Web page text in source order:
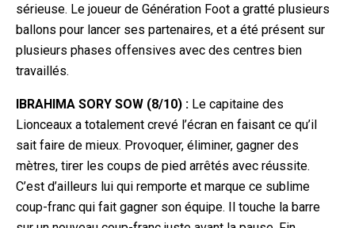
sérieuse. Le joueur de Génération Foot a gratté plusieurs
ballons pour lancer ses partenaires, et a été présent sur
plusieurs phases offensives avec des centres bien
travaillés.
IBRAHIMA SORY SOW (8/10) : Le capitaine des
Lionceaux a totalement crevé l’écran en faisant ce qu’il
sait faire de mieux. Provoquer, éliminer, gagner des
mètres, tirer les coups de pied arrêtés avec réussite.
C’est d’ailleurs lui qui remporte et marque ce sublime
coup-franc qui fait gagner son équipe. Il touche la barre